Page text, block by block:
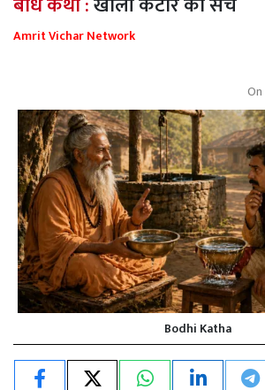
Amrit Vichar Network
On
Bodhi Katha